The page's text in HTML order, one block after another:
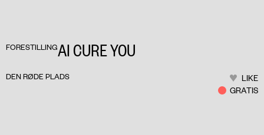
FORESTILLINGAI CURE YOU
DEN RØDE PLADS
LIKE
GRATIS